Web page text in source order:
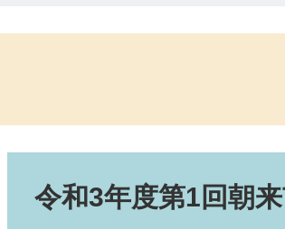
令和3年度第1回朝